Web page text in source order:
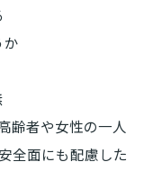
れを詳しく解
けるべきポイ
安心サポート
か
齢者や女性の一人
全面にも配慮した